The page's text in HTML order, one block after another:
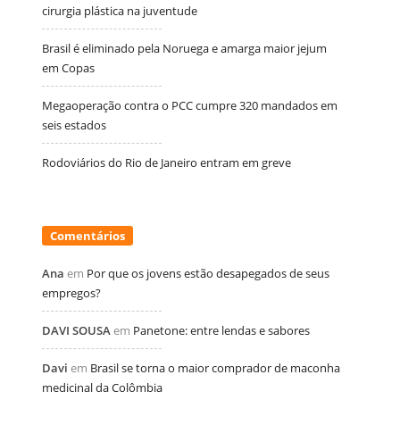
cirurgia plástica na juventude
Brasil é eliminado pela Noruega e amarga maior jejum
em Copas
Megaoperação contra o PCC cumpre 320 mandados em
seis estados
Rodoviários do Rio de Janeiro entram em greve
Comentários
Ana em Por que os jovens estão desapegados de seus
empregos?
DAVI SOUSA em Panetone: entre lendas e sabores
Davi em Brasil se torna o maior comprador de maconha
medicinal da Colômbia